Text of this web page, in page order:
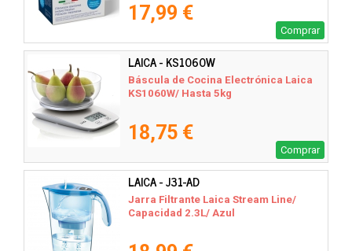
17,99 €
Comprar
LAICA - KS1060W
Báscula de Cocina Electrónica Laica
KS1060W/ Hasta 5kg
18,75 €
Comprar
LAICA - J31-AD
Jarra Filtrante Laica Stream Line/
Capacidad 2.3L/ Azul